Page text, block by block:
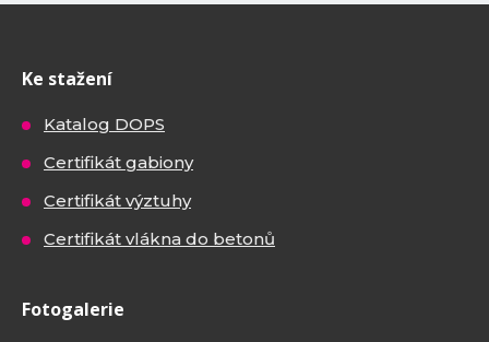
Ke stažení
Katalog DOPS
Certifikát gabiony
Certifikát výztuhy
Certifikát vlákna do betonů
Fotogalerie